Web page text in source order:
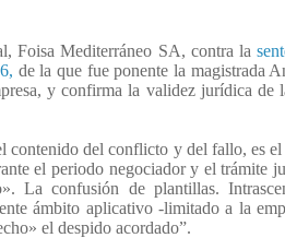
Foisa Mediterráneo SA, contra la
de la que fue ponente la magistrada
y confirma la validez jurídica de
contenido del conflicto y del fallo, es
el periodo negociador y el trámite
La confusión de plantillas.
ámbito aplicativo -limitado a la
el despido acordado”.